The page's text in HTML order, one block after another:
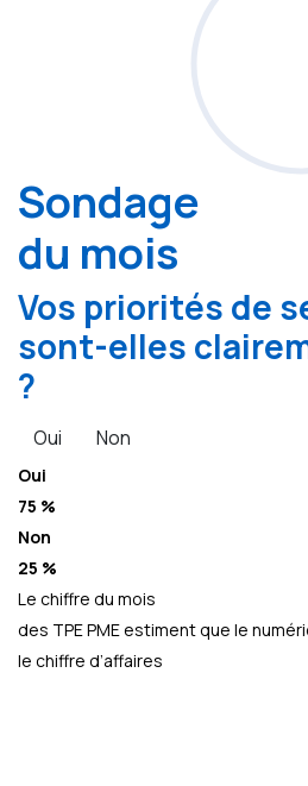
Sondage
du mois
Vos priorités de
sont-elles
?
Oui Non
Oui
75 %
Non
25 %
Le chiffre du mois
des TPE PME estiment que le
le chiffre d’affaires